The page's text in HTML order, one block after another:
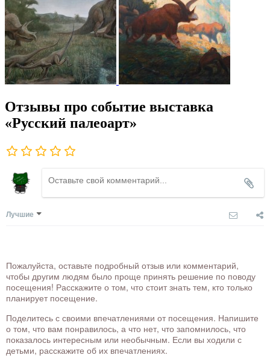
Отзывы про событие выставка
«Русский палеоарт»
Лучшие
Пожалуйста, оставьте подробный отзыв или комментарий,
чтобы другим людям было проще принять решение по поводу
посещения! Расскажите о том, что стоит знать тем, кто только
планирует посещение.
Поделитесь с своими впечатлениями от посещения. Напишите
о том, что вам понравилось, а что нет, что запомнилось, что
показалось интересным или необычным. Если вы ходили с
детьми, расскажите об их впечатлениях.